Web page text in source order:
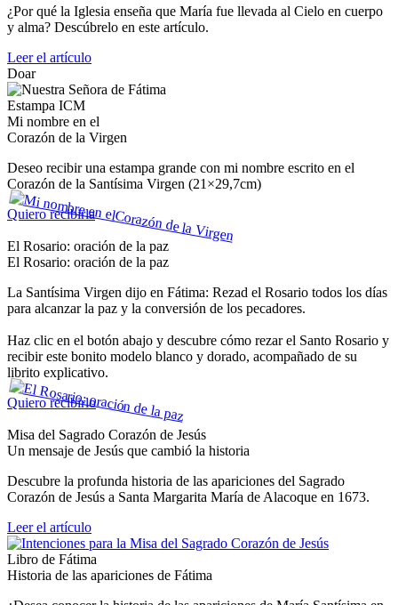
¿Por qué la Iglesia enseña que María fue llevada al Cielo en cuerpo
y alma? Descúbrelo en este artículo.
Leer el artículo
Doar
Estampa ICM
Mi nombre en el
Corazón de la Virgen
Deseo recibir una estampa grande con mi nombre escrito en el
Corazón de la Santísima Virgen (21×29,7cm)
Quiero recibirla
El Rosario: oración de la paz
El Rosario: oración de la paz
La Santísima Virgen dijo en Fátima: Rezad el Rosario todos los días
para alcanzar la paz y la conversión de los pecadores.
Haz clic en el botón abajo y descubre cómo rezar el Santo Rosario y
recibir este bonito modelo blanco y dorado, acompañado de su
librito explicativo.
Quiero recibirlo
Misa del Sagrado Corazón de Jesús
Un mensaje de Jesús que cambió la historia
Descubre la profunda historia de las apariciones del Sagrado
Corazón de Jesús a Santa Margarita María de Alacoque en 1673.
Leer el artículo
Libro de Fátima
Historia de las apariciones de Fátima